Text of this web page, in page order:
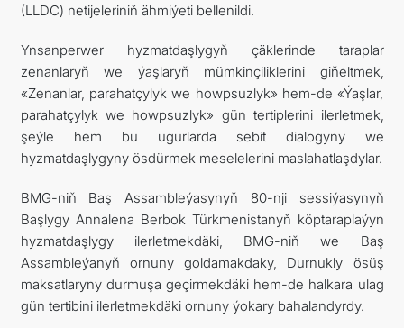
(LLDC) netijeleriniň ähmiýeti bellenildi.
Ynsanperwer hyzmatdaşlygyň çäklerinde taraplar
zenanlaryň we ýaşlaryň mümkinçiliklerini giňeltmek,
«Zenanlar, parahatçylyk we howpsuzlyk» hem-de «Ýaşlar,
parahatçylyk we howpsuzlyk» gün tertiplerini ilerletmek,
şeýle hem bu ugurlarda sebit dialogyny we
hyzmatdaşlygyny ösdürmek meselelerini maslahatlaşdylar.
BMG-niň Baş Assambleýasynyň 80-nji sessiýasynyň
Başlygy Annalena Berbok Türkmenistanyň köptaraplaýyn
hyzmatdaşlygy ilerletmekdäki, BMG-niň we Baş
Assambleýanyň ornuny goldamakdaky, Durnukly ösüş
maksatlaryny durmuşa geçirmekdäki hem-de halkara ulag
gün tertibini ilerletmekdäki ornuny ýokary bahalandyrdy.